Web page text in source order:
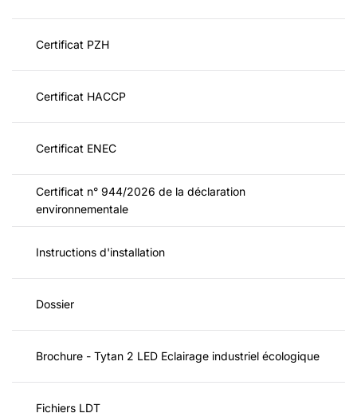
Certificat PZH
Certificat HACCP
Certificat ENEC
Certificat n° 944/2026 de la déclaration
environnementale
Instructions d'installation
Dossier
Brochure - Tytan 2 LED Eclairage industriel écologique
Fichiers LDT